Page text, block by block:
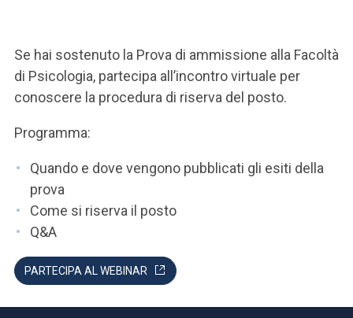
ACCEDI A CLOUDMAIL
Se hai sostenuto la Prova di ammissione alla Facoltà
di Psicologia, partecipa all’incontro virtuale per
conoscere la procedura di riserva del posto.
Programma:
Quando e dove vengono pubblicati gli esiti della
prova
Come si riserva il posto
Q&A
PARTECIPA AL WEBINAR